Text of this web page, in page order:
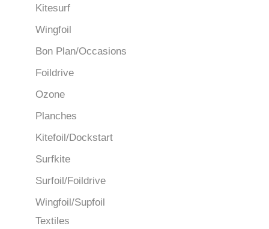
Kitesurf
Wingfoil
Bon Plan/Occasions
Foildrive
Ozone
Planches
Kitefoil/Dockstart
Surfkite
Surfoil/Foildrive
Wingfoil/Supfoil
Textiles